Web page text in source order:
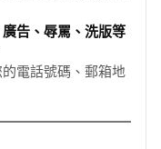
廣告、辱罵、洗版等
電話號碼、郵箱地